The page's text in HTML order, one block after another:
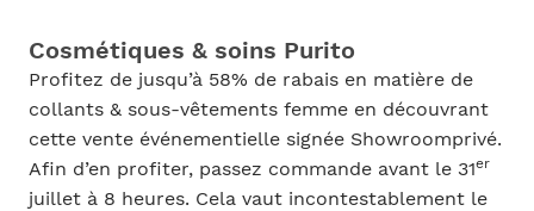
Cosmétiques & soins Purito
Profitez de jusqu’à 58% de rabais en matière de
collants & sous-vêtements femme en découvrant
cette vente événementielle signée Showroomprivé.
Afin d’en profiter, passez commande avant le 31er
juillet à 8 heures. Cela vaut incontestablement le